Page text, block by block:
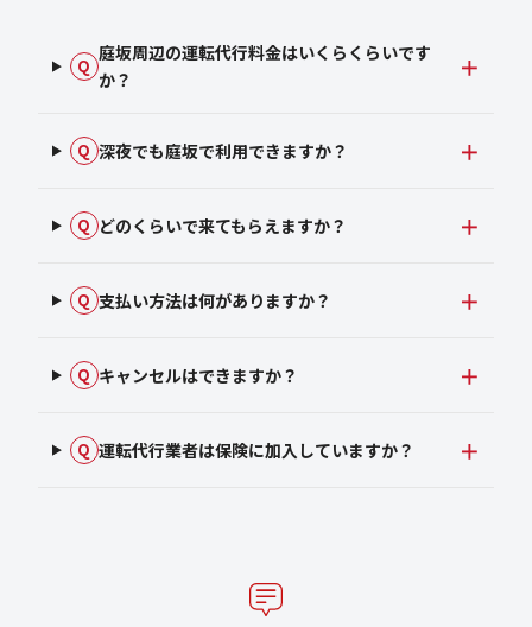
Q
庭坂周辺の運転代行料金はいくらくらいです
か？
Q 深夜でも庭坂で利用できますか？
Q どのくらいで来てもらえますか？
Q 支払い方法は何がありますか？
Q キャンセルはできますか？
Q 運転代行業者は保険に加入していますか？